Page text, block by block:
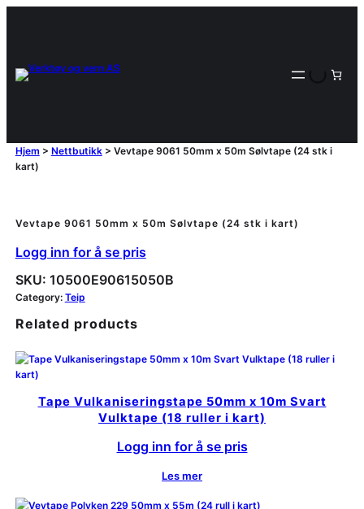
Hjem > Nettbutikk> Vevtape 9061 50mm x 50m Sølvtape (24 stk i
kart)
Vevtape 9061 50mm x 50m Sølvtape (24 stk i kart)
Logg inn for å se pris
SKU: 10500E90615050B
Category: Teip
Related products
Tape Vulkaniseringstape 50mm x 10m Svart
Vulktape (18 ruller i kart)
Logg inn for å se pris
Les mer